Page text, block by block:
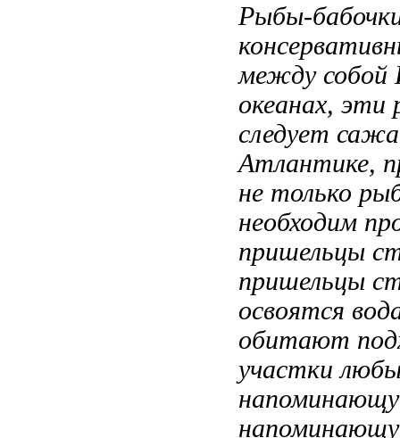
Рыбы-
между собой
океанах, эти
следует
Атлантике,
не только
необходим
пришельцы
пришельцы
освоятся
обитают
участки